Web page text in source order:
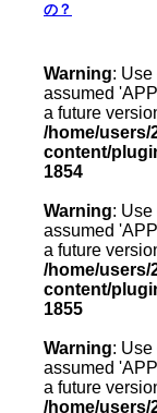
の？
Warning:
assumed
a future
/home/users/
content/
1854
Warning:
assumed
a future
/home/users/
content/
1855
Warning:
assumed
a future
/home/users/